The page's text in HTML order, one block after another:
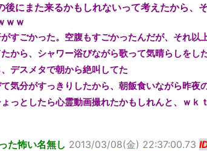
後にまた来るかもしれないって考えたから、
ｗｗ
すごかった。空腹もすごかったんだが、それ以
から、シャワー浴びながら歌って気晴らしをし
デスメタで朝から絶叫してた
気分がすっきりしたから、朝飯食いながら昨夜
っとしたら心霊動画撮れたかもしれんと、ｗｋ
た怖い名無し 2013/03/08(金) 22:37:00.73